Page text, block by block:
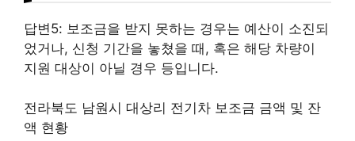
답변5: 보조금을 받지 못하는 경우는 예산이 소진되
었거나, 신청 기간을 놓쳤을 때, 혹은 해당 차량이
지원 대상이 아닐 경우 등입니다.
전라북도 남원시 대상리 전기차 보조금 금액 및 잔
액 현황